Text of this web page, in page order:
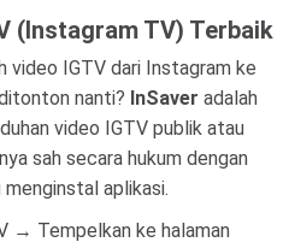
(Instagram TV) Terbaik
video IGTV dari Instagram ke
nanti? InSaver adalah
video IGTV publik atau
sah secara hukum dengan
aplikasi.
→ Tempelkan ke halaman